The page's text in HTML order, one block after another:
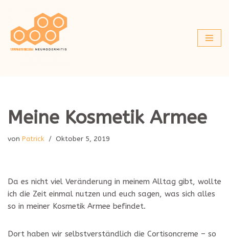
Zum
Inhalt
springen
Meine Kosmetik Armee
von Patrick Oktober 5, 2019
Da es nicht viel Veränderung in meinem Alltag gibt, wollte
ich die Zeit einmal nutzen und euch sagen, was sich alles
so in meiner Kosmetik Armee befindet.
Dort haben wir selbstverständlich die Cortisoncreme – so